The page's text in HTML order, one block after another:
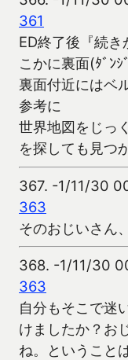
361
ED終了後『続
こかに裏面(ﾀﾞﾝ
裏面付近にはベ
参考に
世界地図をじっ
を探しても見つ
367. -1/11/30
363
そのおじいさん
368. -1/11/30
363
自分もそこで迷
けましたか？お
ね。ということ